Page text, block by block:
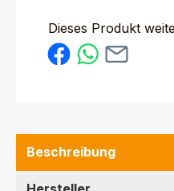
Dieses Produkt
Beschreibung